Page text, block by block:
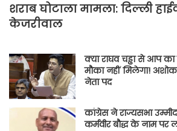
शराब घोटाला मामला: दिल्ली
केजरीवाल
क्या राघव चड्ढा से आप
मौका नहीं मिलेगा!
नेता पद
कांग्रेस ने राज्यसभा
कर्मवीर बौद्ध के नाम पर